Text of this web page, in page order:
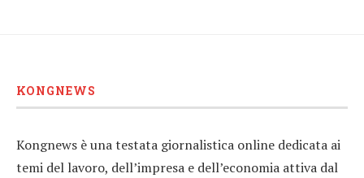
KONGNEWS
Kongnews è una testata giornalistica online dedicata ai
temi del lavoro, dell’impresa e dell’economia attiva dal